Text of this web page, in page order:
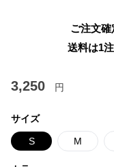
ご注文
送料は1
3,250 円
サイズ
S M